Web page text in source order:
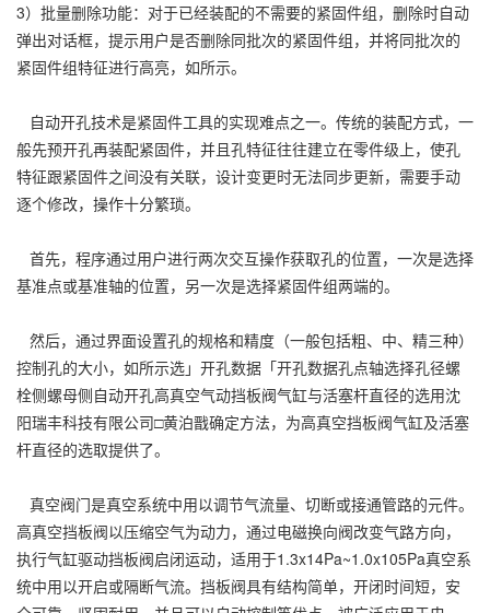
3）批量删除功能：对于已经装配的不需要的紧固件组，删除时自动
弹出对话框，提示用户是否删除同批次的紧固件组，并将同批次的
紧固件组特征进行高亮，如所示。
自动开孔技术是紧固件工具的实现难点之一。传统的装配方式，一
般先预开孔再装配紧固件，并且孔特征往往建立在零件级上，使孔
特征跟紧固件之间没有关联，设计变更时无法同步更新，需要手动
逐个修改，操作十分繁琐。
首先，程序通过用户进行两次交互操作获取孔的位置，一次是选择
基准点或基准轴的位置，另一次是选择紧固件组两端的。
然后，通过界面设置孔的规格和精度（一般包括粗、中、精三种）
控制孔的大小，如所示选」开孔数据「开孔数据孔点轴选择孔径螺
栓侧螺母侧自动开孔高真空气动挡板阀气缸与活塞杆直径的选用沈
阳瑞丰科技有限公司□黄泊戬确定方法，为高真空挡板阀气缸及活塞
杆直径的选取提供了。
真空阀门是真空系统中用以调节气流量、切断或接通管路的元件。
高真空挡板阀以压缩空气为动力，通过电磁换向阀改变气路方向，
执行气缸驱动挡板阀启闭运动，适用于1.3x14Pa~1.0x105Pa真空系
统中用以开启或隔断气流。挡板阀具有结构简单，开闭时间短，安